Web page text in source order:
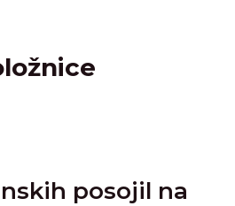
posojil na